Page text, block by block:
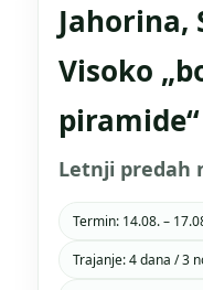
Jahorina,
Visoko
piramide“
Letnji predah
Termin: 14.08. –
Trajanje: 4 dana / 3